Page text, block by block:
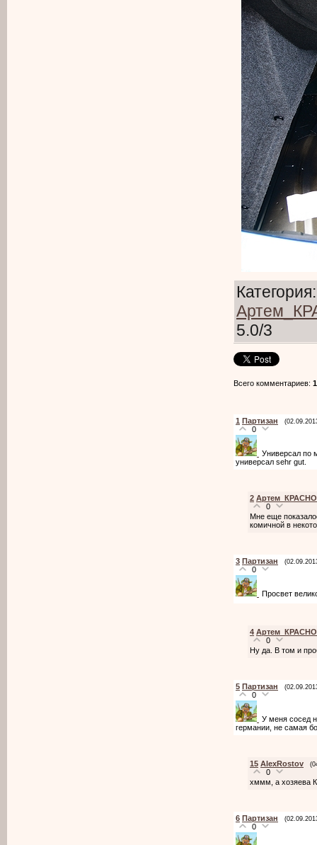
Категория
5.0/3
Всего комментариев:
1 Партизан
0
Универсал по
универсал sehr gut.
2
0
Мне еще
комичной в
3 Партизан
0
Просвет
4
0
Ну да. В том и
5 Партизан
0
У меня сосед
германии, не самая
15 AlexRostov
0
хммм, а хозяева
6 Партизан
0